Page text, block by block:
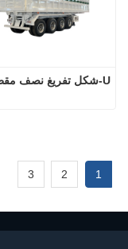
U-شكل تفريغ نصف مقطورة
1
2
3